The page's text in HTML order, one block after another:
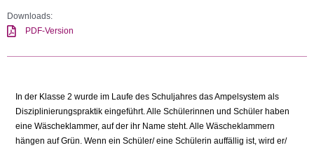
Downloads:
PDF-Version
In der Klasse 2 wurde im Laufe des Schuljahres das Ampelsystem als
Disziplinierungspraktik eingeführt. Alle Schülerinnen und Schüler haben
eine Wäscheklammer, auf der ihr Name steht. Alle Wäscheklammern
hängen auf Grün. Wenn ein Schüler/ eine Schülerin auffällig ist, wird er/